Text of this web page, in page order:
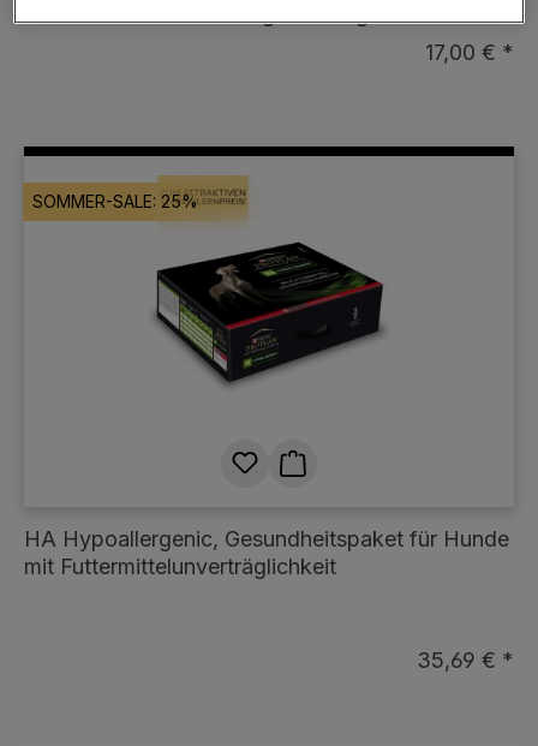
17,00 € *
SOMMER-SALE: 25%
HA Hypoallergenic, Gesundheitspaket für Hunde
mit Futtermittelunverträglichkeit
35,69 € *